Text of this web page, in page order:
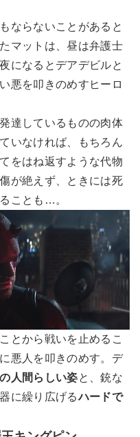
ならないことがあると
マットは、昼は弁護士
になるとデアデビルと
悪を叩きのめすヒーロ
達しているものの肉体
いなければ、もちろん
をはね返すような代物
が絶えず、ときには死
ことも…。
とから戦いを止めるこ
悪人を叩きのめす。デ
人間らしい姿と、銃な
に繰り広げるハードで